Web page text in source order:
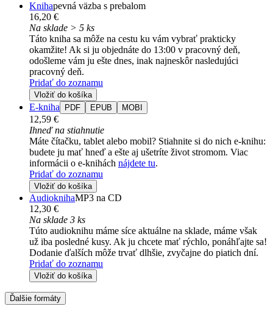
Knihapevná väzba s prebalom
16,20 €
Na sklade > 5 ks
Táto kniha sa môže na cestu ku vám vybrať prakticky
okamžite! Ak si ju objednáte do 13:00 v pracovný deň,
odošleme vám ju ešte dnes, inak najneskôr nasledujúci
pracovný deň.
Pridať do zoznamu
Vložiť do košíka
E-kniha PDF EPUB MOBI
12,59 €
Ihneď na stiahnutie
Máte čítačku, tablet alebo mobil? Stiahnite si do nich e-knihu:
budete ju mať hneď a ešte aj ušetríte život stromom. Viac
informácii o e-knihách nájdete tu.
Pridať do zoznamu
Vložiť do košíka
AudioknihaMP3 na CD
12,30 €
Na sklade 3 ks
Túto audioknihu máme síce aktuálne na sklade, máme však
už iba posledné kusy. Ak ju chcete mať rýchlo, ponáhľajte sa!
Dodanie ďalších môže trvať dlhšie, zvyčajne do piatich dní.
Pridať do zoznamu
Vložiť do košíka
Ďalšie formáty